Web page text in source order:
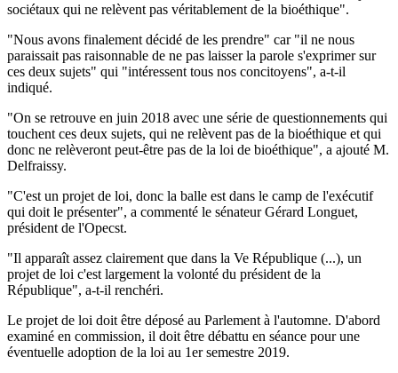
sociétaux qui ne relèvent pas véritablement de la bioéthique".
"Nous avons finalement décidé de les prendre" car "il ne nous
paraissait pas raisonnable de ne pas laisser la parole s'exprimer sur
ces deux sujets" qui "intéressent tous nos concitoyens", a-t-il
indiqué.
"On se retrouve en juin 2018 avec une série de questionnements qui
touchent ces deux sujets, qui ne relèvent pas de la bioéthique et qui
donc ne relèveront peut-être pas de la loi de bioéthique", a ajouté M.
Delfraissy.
"C'est un projet de loi, donc la balle est dans le camp de l'exécutif
qui doit le présenter", a commenté le sénateur Gérard Longuet,
président de l'Opecst.
"Il apparaît assez clairement que dans la Ve République (...), un
projet de loi c'est largement la volonté du président de la
République", a-t-il renchéri.
Le projet de loi doit être déposé au Parlement à l'automne. D'abord
examiné en commission, il doit être débattu en séance pour une
éventuelle adoption de la loi au 1er semestre 2019.